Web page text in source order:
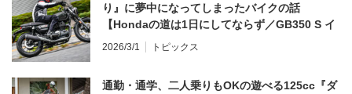
り』に夢中になってしまったバイクの話
【Hondaの道は1日にしてならず／GB350 S イ
ンプレ・レビュー 前編】
2026/3/1 トピックス
通勤・通学、二人乗りもOKの遊べる125cc『ダ